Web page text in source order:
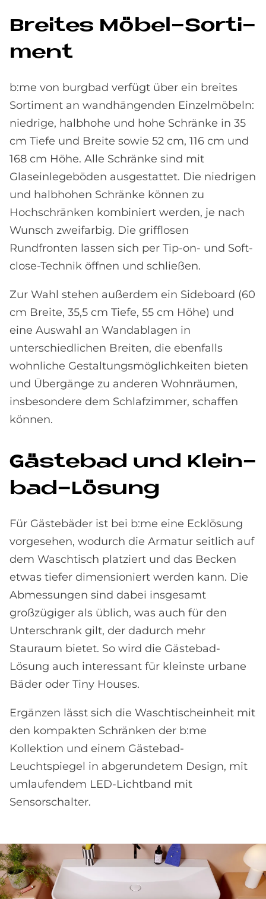
Brei­tes Mö­bel-Sor­ti­
ment
b:me von burgbad verfügt über ein breites
Sortiment an wandhängenden Einzelmöbeln:
niedrige, halbhohe und hohe Schränke in 35
cm Tiefe und Breite sowie 52 cm, 116 cm und
168 cm Höhe. Alle Schränke sind mit
Glaseinlegeböden ausgestattet. Die niedrigen
und halbhohen Schränke können zu
Hochschränken kombiniert werden, je nach
Wunsch zweifarbig. Die grifflosen
Rundfronten lassen sich per Tip-on- und Soft-
close-Technik öffnen und schließen.
Zur Wahl stehen außerdem ein Sideboard (60
cm Breite, 35,5 cm Tiefe, 55 cm Höhe) und
eine Auswahl an Wandablagen in
unterschiedlichen Breiten, die ebenfalls
wohnliche Gestaltungsmöglichkeiten bieten
und Übergänge zu anderen Wohnräumen,
insbesondere dem Schlafzimmer, schaffen
können.
Gä­ste­bad und Klein­
bad-Lö­sung
Für Gästebäder ist bei b:me eine Ecklösung
vorgesehen, wodurch die Armatur seitlich auf
dem Waschtisch platziert und das Becken
etwas tiefer dimensioniert werden kann. Die
Abmessungen sind dabei insgesamt
großzügiger als üblich, was auch für den
Unterschrank gilt, der dadurch mehr
Stauraum bietet. So wird die Gästebad-
Lösung auch interessant für kleinste urbane
Bäder oder Tiny Houses.
Ergänzen lässt sich die Waschtischeinheit mit
den kompakten Schränken der b:me
Kollektion und einem Gästebad-
Leuchtspiegel in abgerundetem Design, mit
umlaufendem LED-Lichtband mit
Sensorschalter.